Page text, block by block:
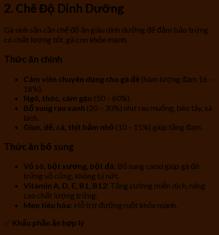
2. Chế Độ Dinh Dưỡng
Gà sinh sản cần chế độ ăn giàu dinh dưỡng để đảm bảo trứng
có chất lượng tốt, gà con khỏe mạnh.
Thức ăn chính
Cám viên chuyên dụng cho gà đẻ (hàm lượng đạm 16 –
18%).
Ngô, thóc, cám gạo (50 – 60%).
Bổ sung rau xanh (20 – 30%) như rau muống, bèo tây, xà
lách.
Giun, dế, cá, thịt băm nhỏ (10 – 15%) giúp tăng đạm.
Thức ăn bổ sung
Vỏ sò, bột xương, bột đá: Bổ sung canxi giúp gà đẻ
trứng vỏ cứng, không bị nứt.
Vitamin A, D, E, B1, B12: Tăng cường miễn dịch, nâng
cao chất lượng trứng.
Men tiêu hóa: Hỗ trợ đường ruột khỏe mạnh.
✅ Khẩu phần ăn hợp lý